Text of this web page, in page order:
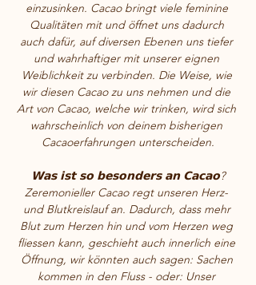
einzusinken. Cacao bringt viele feminine
Qualitäten mit und öffnet uns dadurch
auch dafür, auf diversen Ebenen uns tiefer
und wahrhaftiger mit unserer eignen
Weiblichkeit zu verbinden. Die Weise, wie
wir diesen Cacao zu uns nehmen und die
Art von Cacao, welche wir trinken, wird sich
wahrscheinlich von deinem bisherigen
Cacaoerfahrungen unterscheiden.
𝗪𝗮𝘀 𝗶𝘀𝘁 𝘀𝗼 𝗯𝗲𝘀𝗼𝗻𝗱𝗲𝗿𝘀 𝗮𝗻 𝗖𝗮𝗰𝗮𝗼?
Zeremonieller Cacao regt unseren Herz-
und Blutkreislauf an. Dadurch, dass mehr
Blut zum Herzen hin und vom Herzen weg
fliessen kann, geschieht auch innerlich eine
Öffnung, wir könnten auch sagen: Sachen
kommen in den Fluss - oder: Unser